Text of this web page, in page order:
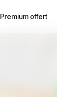
Premium offert